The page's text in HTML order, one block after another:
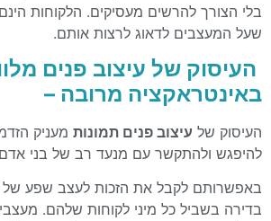
בלי הצורך להרשים מעסיקים. הלקוחות
שעל המעצבים לדאוג לרצות אותם.
העיסוק של עיצוב פנים
באינטראקציה מרובה –
העיסוק של עיצוב פנים תמונות מעניק
להיפגש ולהתקשר עם מנעד רב של בני
באפשרותם לקבל את הזכות לעצב שפע של
בדירה בשביל כל מיני לקוחות שלהם.